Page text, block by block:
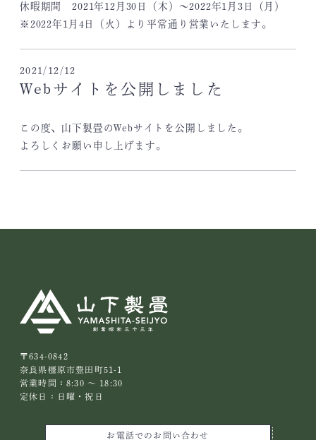
休暇期間 2021年12月30日（木）～2022年1月3日（月）
※2022年1月4日（火）より平常通り営業いたします。
2021/12/12
Webサイトを公開しました
この度、山下製畳のWebサイトを公開しました。
よろしくお願い申し上げます。
〒634-0842
奈良県橿原市豊田町51-1
営業時間：8:30 ～ 18:30
定休日：日曜・祝日
お電話でのお問い合わせ